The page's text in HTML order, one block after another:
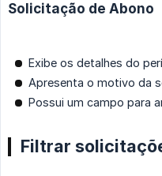
Solicitação de Abono
Exibe os detalhes do
Apresenta o motivo da
Possui um campo para
Filtrar